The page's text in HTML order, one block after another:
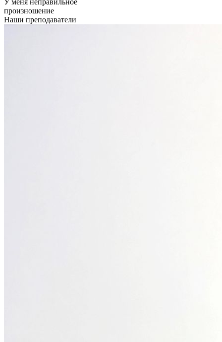
произношение
Наши преподаватели